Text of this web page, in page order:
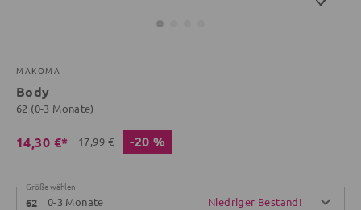
MAKOMA
Body
62 (0-3 Monate)
14,30 €* 17,99 € -20 %
Größe wählen
62 0-3 Monate Niedriger Bestand!